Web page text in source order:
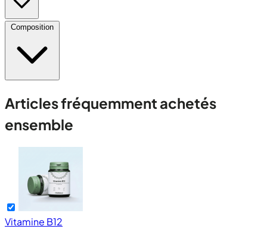
Composition
Articles fréquemment achetés
ensemble
Vitamine B12